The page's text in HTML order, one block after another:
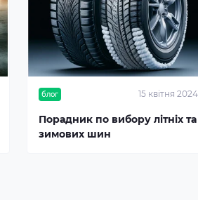
блог 15 квітня 2024
Порадник по вибору літніх та
зимових шин